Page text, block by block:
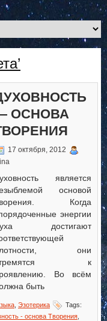
ОСНОВА
17 октября, 2012
является
основой
Когда
энергии
достигают
они
к
Во всём
быть
Эзотерика
Tags:
- основа Творения